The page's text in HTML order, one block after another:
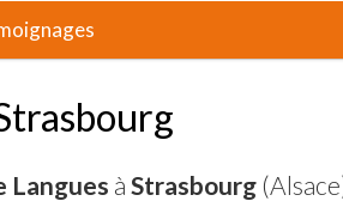
Langues à Strasbourg